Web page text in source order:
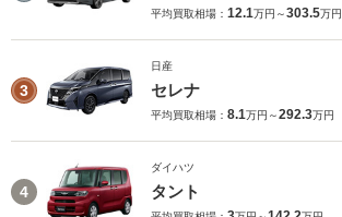
平均買取相場： 12.1万円～303.5万円
3
日産
セレナ
平均買取相場： 8.1万円～292.3万円
4
ダイハツ
タント